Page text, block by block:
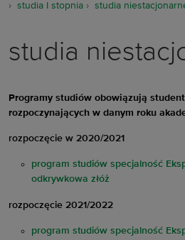
studia I stopnia
studia
studia
Programy studiów obowiązują
rozpoczynających w danym roku
rozpoczęcie w 2020/2021
program studiów specjalność
odkrywkowa złóż
rozpoczęcie 2021/2022
program studiów specjalność